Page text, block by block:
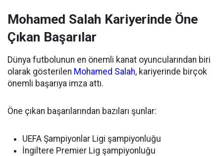
Mohamed Salah Kariyerinde Öne
Çıkan Başarılar
Dünya futbolunun en önemli kanat oyuncularından biri
olarak gösterilen Mohamed Salah, kariyerinde birçok
önemli başarıya imza attı.
Öne çıkan başarılarından bazıları şunlar:
UEFA Şampiyonlar Ligi şampiyonluğu
İngiltere Premier Lig şampiyonluğu